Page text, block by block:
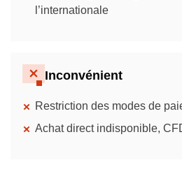
l’internationale
Inconvénient
Restriction des modes de
Achat direct indisponible,